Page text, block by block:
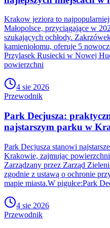
Krakow jeziora to
Małopolsce, przyciągające w
szukających ochłody.
kamieniołomu, oferuje 5
Przylasek Rusiecki w Nowej
powierzchni
4 sie 2026
Przewodnik
Park Decjusza:
najstarszym parku w
Park Decjusza stanowi
Krakowie, zajmując
Zarządzany przez Zarząd
zgodnie z ustawą o ochronie
mapie miasta.W pigułce:Park
4 sie 2026
Przewodnik